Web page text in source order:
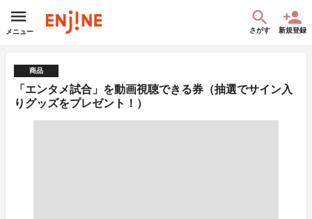
メニュー さがす 新規登録
商品
「エンタメ試合」を動画視聴できる券（抽選でサイン入
りグッズをプレゼント！）